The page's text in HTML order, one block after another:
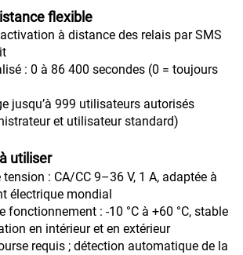
flexible
à distance des relais par SMS
: 0 à 86 400 secondes (0 = toujours
jusqu’à 999 utilisateurs autorisés
et utilisateur standard)
utiliser
: CA/CC 9–36 V, 1 A, adaptée à
électrique mondial
fonctionnement : -10 °C à +60 °C, stable
en intérieur et en extérieur
requis ; détection automatique de la